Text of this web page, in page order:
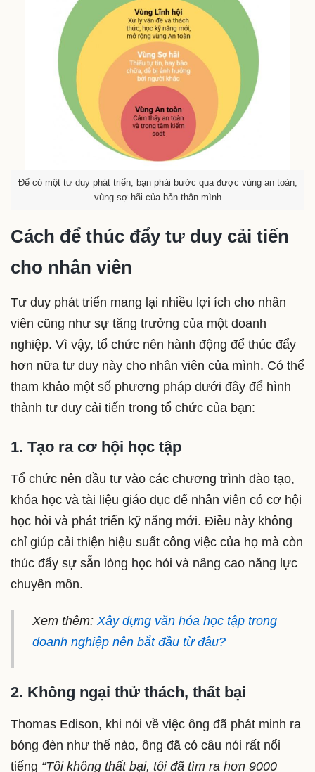
Để có một tư duy phát triển, bạn phải bước qua được vùng an toàn,
vùng sợ hãi của bản thân mình
Cách để thúc đẩy tư duy cải tiến
cho nhân viên
Tư duy phát triển mang lại nhiều lợi ích cho nhân
viên cũng như sự tăng trưởng của một doanh
nghiệp. Vì vậy, tổ chức nên hành động để thúc đẩy
hơn nữa tư duy này cho nhân viên của mình. Có thể
tham khảo một số phương pháp dưới đây để hình
thành tư duy cải tiến trong tổ chức của bạn:
1. Tạo ra cơ hội học tập
Tổ chức nên đầu tư vào các chương trình đào tạo,
khóa học và tài liệu giáo dục để nhân viên có cơ hội
học hỏi và phát triển kỹ năng mới. Điều này không
chỉ giúp cải thiện hiệu suất công việc của họ mà còn
thúc đẩy sự sẵn lòng học hỏi và nâng cao năng lực
chuyên môn.
Xem thêm: Xây dựng văn hóa học tập trong
doanh nghiệp nên bắt đầu từ đâu?
2. Không ngại thử thách, thất bại
Thomas Edison, khi nói về việc ông đã phát minh ra
bóng đèn như thế nào, ông đã có câu nói rất nổi
tiếng “Tôi không thất bại, tôi đã tìm ra hơn 9000